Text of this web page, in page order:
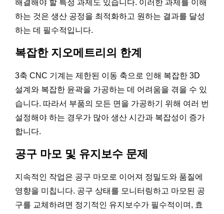
해결해야 할 특정 과제도 있습니다. 이러한 과제를 이해
하는 것은 생산 공정을 최적화하고 원하는 결과를 달성
하는 데 필수적입니다.
복잡한 지오메트리의 한계
3축 CNC 기계는 제한된 이동 축으로 인해 복잡한 3D
설계와 복잡한 윤곽을 가공하는 데 어려움을 겪을 수 있
습니다. 따라서 부품의 모든 면을 가공하기 위해 여러 번
설정해야 하는 경우가 많아 생산 시간과 복잡성이 증가
합니다.
공구 마모 및 유지보수 문제
지속적인 작업은 공구 마모로 이어져 정밀도와 품질에
영향을 미칩니다. 공구 상태를 모니터링하고 마모된 공
구를 교체하려면 정기적인 유지보수가 필수적이며, 효